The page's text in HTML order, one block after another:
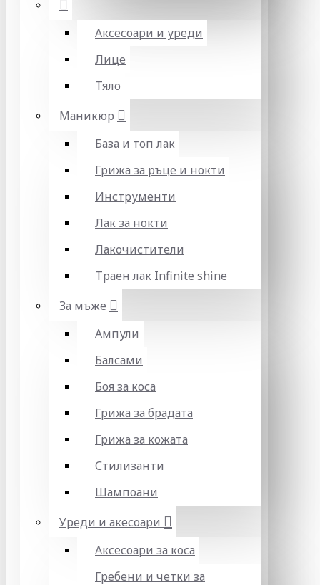
Аксесоари и уреди
Лице
Тяло
Маникюр
База и топ лак
Грижа за ръце и нокти
Инструменти
Лак за нокти
Лакочистители
Траен лак Infinite shine
За мъже
Ампули
Балсами
Боя за коса
Грижа за брадата
Грижа за кожата
Стилизанти
Шампоани
Уреди и акесоари
Аксесоари за коса
Гребени и четки за